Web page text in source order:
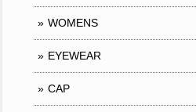
WOMENS
EYEWEAR
CAP